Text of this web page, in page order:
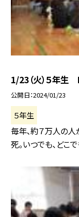
1/23（火）５年
公開日 2024/01/23
５年生
毎年、約７万人の
死。いつでも、どこ